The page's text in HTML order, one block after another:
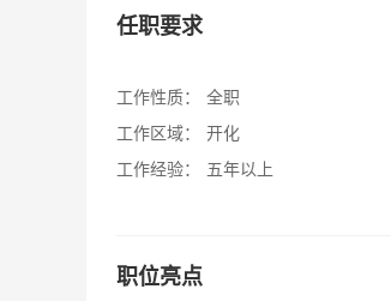
任职要求
工作性质：
全职
工作区域：
开化
工作经验：
五年以上
职位亮点